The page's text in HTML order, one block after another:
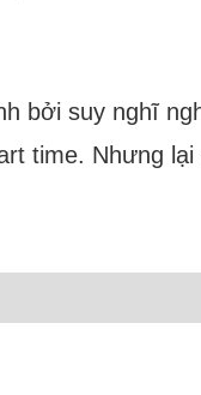
bởi suy nghĩ
time. Nhưng